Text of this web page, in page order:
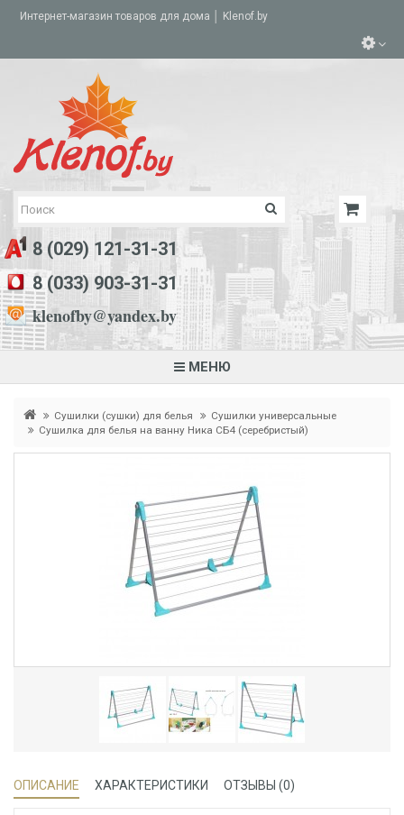
Интернет-магазин товаров для дома │ Klenof.by
8 (029) 121-31-31
8 (033) 903-31-31
klenofby@yandex.by
МЕНЮ
Сушилки (сушки) для белья
Сушилки универсальные
Сушилка для белья на ванну Ника СБ4 (серебристый)
ОПИСАНИЕ ХАРАКТЕРИСТИКИ ОТЗЫВЫ (0)